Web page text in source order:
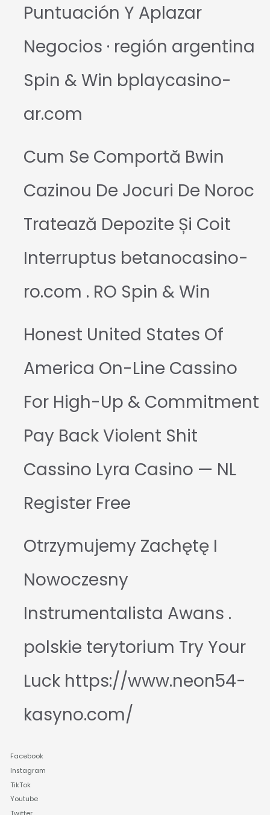
Puntuación Y Aplazar
Negocios · región argentina
Spin & Win bplaycasino-
ar.com
Cum Se Comportă Bwin
Cazinou De Jocuri De Noroc
Tratează Depozite Și Coit
Interruptus betanocasino-
ro.com . RO Spin & Win
Honest United States Of
America On-Line Cassino
For High-Up & Commitment
Pay Back Violent Shit
Cassino Lyra Casino — NL
Register Free
Otrzymujemy Zachętę I
Nowoczesny
Instrumentalista Awans .
polskie terytorium Try Your
Luck https://www.neon54-
kasyno.com/
Facebook
Instagram
TikTok
Youtube